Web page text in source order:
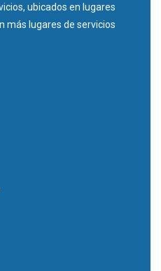
ubicados en lugares
más lugares de servicios